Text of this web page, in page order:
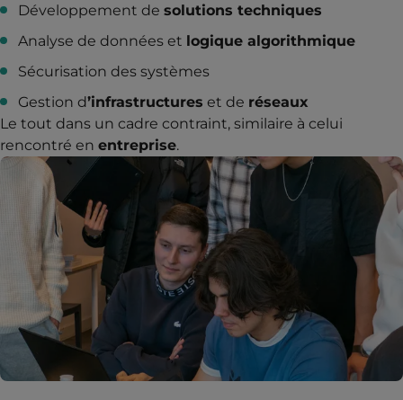
Développement de solutions techniques
Analyse de données et logique algorithmique
Sécurisation des systèmes
Gestion d’infrastructures et de réseaux
Le tout dans un cadre contraint, similaire à celui
rencontré en entreprise.